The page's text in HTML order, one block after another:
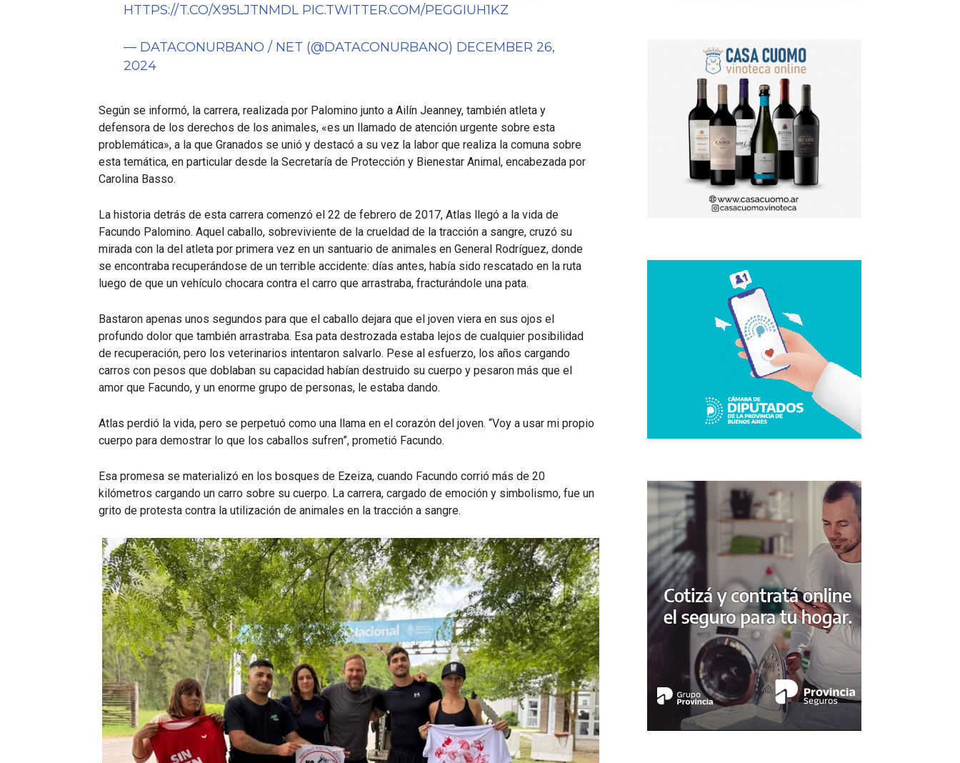
HTTPS://T.CO/X95LJTNMDL PIC.TWITTER.COM/PEGGIUH1KZ
— DATACONURBANO / NET (@DATACONURBANO) DECEMBER 26,
2024
Según se informó, la carrera, realizada por Palomino junto a Ailín Jeanney, también atleta y
defensora de los derechos de los animales, «es un llamado de atención urgente sobre esta
problemática», a la que Granados se unió y destacó a su vez la labor que realiza la comuna sobre
esta temática, en particular desde la Secretaría de Protección y Bienestar Animal, encabezada por
Carolina Basso.
La historia detrás de esta carrera comenzó el 22 de febrero de 2017, Atlas llegó a la vida de
Facundo Palomino. Aquel caballo, sobreviviente de la crueldad de la tracción a sangre, cruzó su
mirada con la del atleta por primera vez en un santuario de animales en General Rodríguez, donde
se encontraba recuperándose de un terrible accidente: días antes, había sido rescatado en la ruta
luego de que un vehículo chocara contra el carro que arrastraba, fracturándole una pata.
Bastaron apenas unos segundos para que el caballo dejara que el joven viera en sus ojos el
profundo dolor que también arrastraba. Esa pata destrozada estaba lejos de cualquier posibilidad
de recuperación, pero los veterinarios intentaron salvarlo. Pese al esfuerzo, los años cargando
carros con pesos que doblaban su capacidad habían destruido su cuerpo y pesaron más que el
amor que Facundo, y un enorme grupo de personas, le estaba dando.
Atlas perdió la vida, pero se perpetuó como una llama en el corazón del joven. “Voy a usar mi propio
cuerpo para demostrar lo que los caballos sufren”, prometió Facundo.
Esa promesa se materializó en los bosques de Ezeiza, cuando Facundo corrió más de 20
kilómetros cargando un carro sobre su cuerpo. La carrera, cargado de emoción y simbolismo, fue un
grito de protesta contra la utilización de animales en la tracción a sangre.